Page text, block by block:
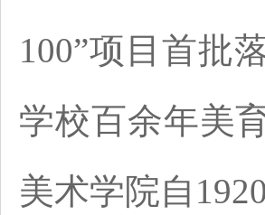
100”项目首批
学校百余年美
美术学院自